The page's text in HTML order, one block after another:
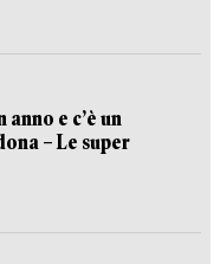
e c’è un
– Le super